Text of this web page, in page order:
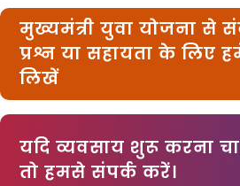
मुख्यमंत्री युवा योजना से
प्रश्न या सहायता के लिए
लिखें
यदि व्यवसाय शुरू करना
तो हमसे संपर्क करें।